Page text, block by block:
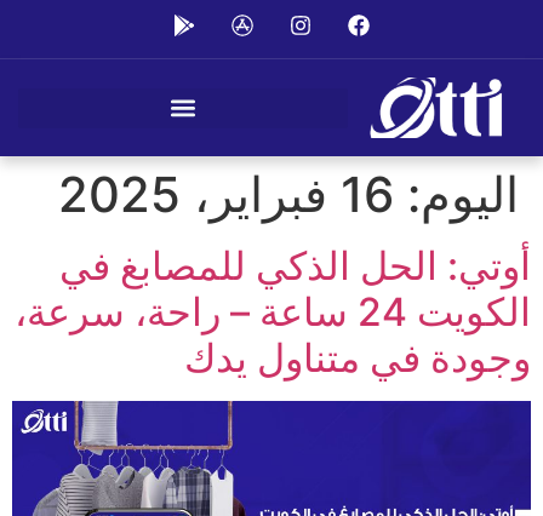
اليوم: 16 فبراير، 2025
أوتي: الحل الذكي للمصابغ في
الكويت 24 ساعة – راحة، سرعة،
وجودة في متناول يدك